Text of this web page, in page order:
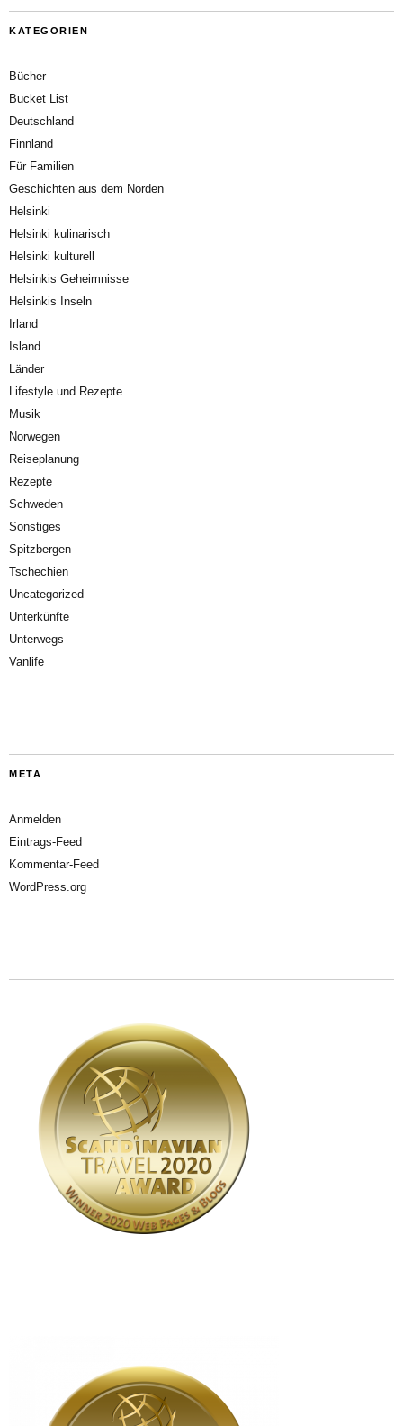
KATEGORIEN
Bücher
Bucket List
Deutschland
Finnland
Für Familien
Geschichten aus dem Norden
Helsinki
Helsinki kulinarisch
Helsinki kulturell
Helsinkis Geheimnisse
Helsinkis Inseln
Irland
Island
Länder
Lifestyle und Rezepte
Musik
Norwegen
Reiseplanung
Rezepte
Schweden
Sonstiges
Spitzbergen
Tschechien
Uncategorized
Unterkünfte
Unterwegs
Vanlife
META
Anmelden
Eintrags-Feed
Kommentar-Feed
WordPress.org